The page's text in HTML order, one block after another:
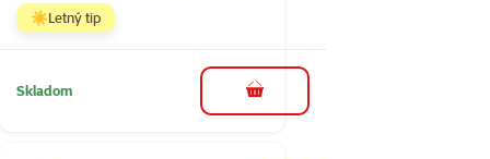
☀️Letný tip
Skladom do košíka